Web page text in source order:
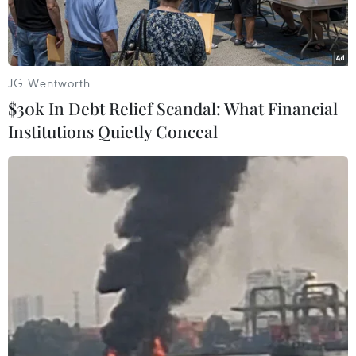
Ảnh minh họa.
Giao dịch tài sản số đang diễn ra sôi động,
lượng tài sản mã hóa chảy vào Việt Nam ngày
càng cao, đạt hàng trăm tỷ USD mỗi năm. Mặc
JG Wentworth
$30k In Debt Relief Scandal: What Financial
Institutions Quietly Conceal